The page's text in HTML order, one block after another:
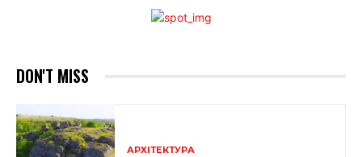
DON'T MISS
АРХІТЕКТУРА